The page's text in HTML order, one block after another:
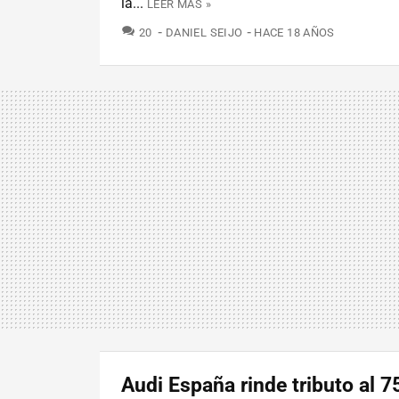
la... LEER MÁS »
20 COMENTARIOS
DANIEL SEIJO HACE 18 AÑOS
Audi España rinde tributo al